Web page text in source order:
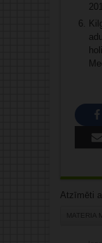
Atzīmēti
MATERIA